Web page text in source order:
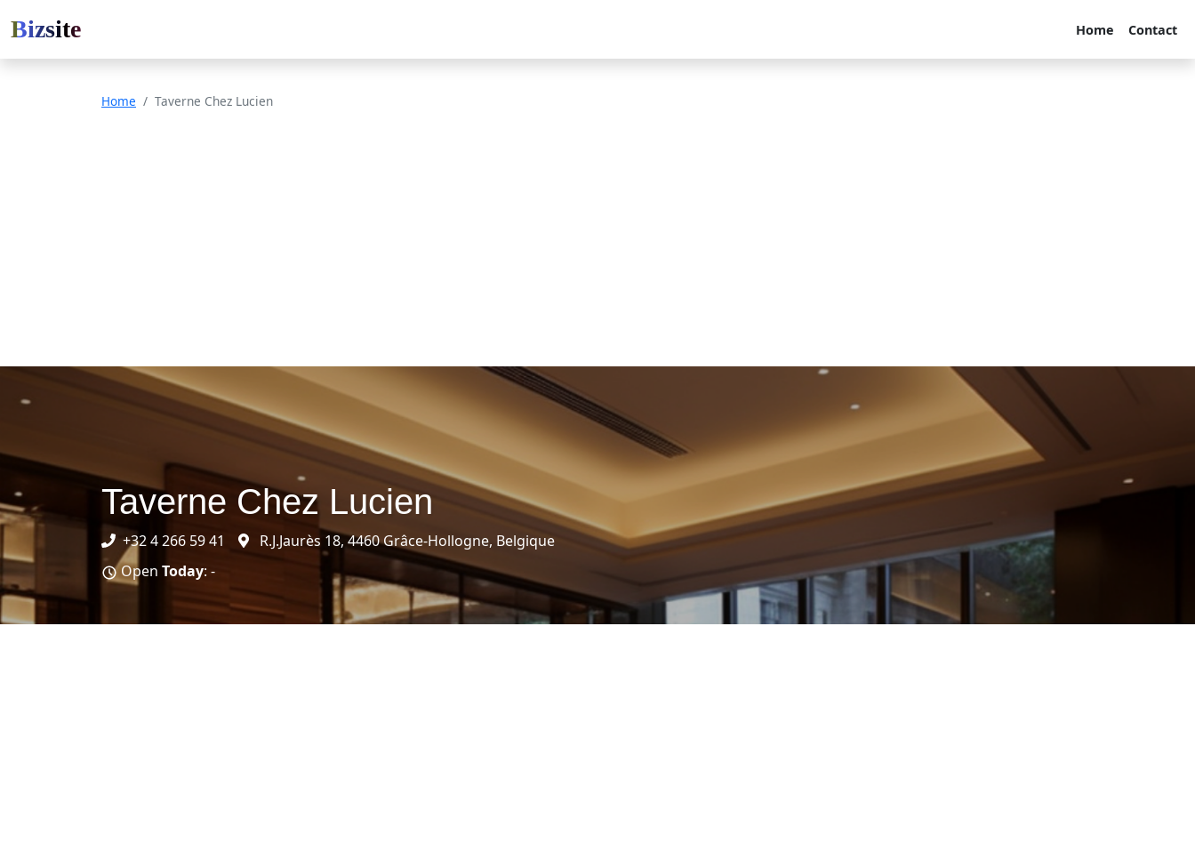
Bizsite Home Contact
Home Taverne Chez Lucien
Taverne Chez Lucien
+32 4 266 59 41
R.J.Jaurès 18, 4460 Grâce-Hollogne, Belgique
Open Today: -